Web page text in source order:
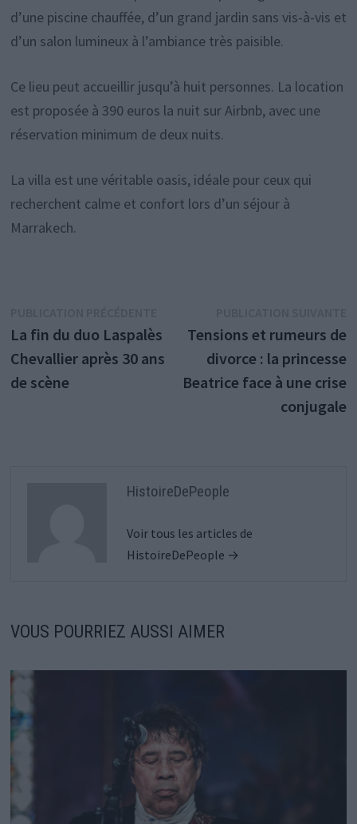
d’une piscine chauffée, d’un grand jardin sans vis-à-vis et
d’un salon lumineux à l’ambiance très paisible.
Ce lieu peut accueillir jusqu’à huit personnes. La location
est proposée à 390 euros la nuit sur Airbnb, avec une
réservation minimum de deux nuits.
La villa est une véritable oasis, idéale pour ceux qui
recherchent calme et confort lors d’un séjour à
Marrakech.
de
l’article
précédente :
La fin du duo Laspalès
Chevallier après 30 ans
de scène
Tensions et rumeurs de
divorce : la princesse
Beatrice face à une crise
conjugale
HistoireDePeople
Voir tous les articles de
HistoireDePeople →
VOUS POURRIEZ AUSSI AIMER